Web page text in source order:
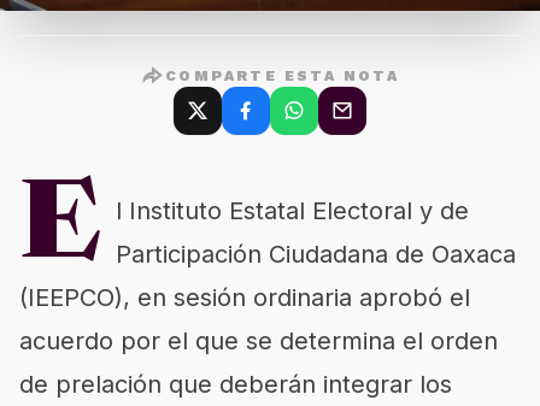
COMPARTE ESTA NOTA
E
l Instituto Estatal Electoral y de
Participación Ciudadana de Oaxaca
(IEEPCO), en sesión ordinaria aprobó el
acuerdo por el que se determina el orden
de prelación que deberán integrar los